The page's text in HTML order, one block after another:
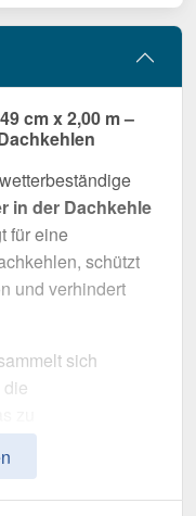
cm x 2,00 m –
in der Dachkehle
für eine
schützt
und verhindert
sich
Dieses Kehlblech
zuverlässig
zu schützen. Er